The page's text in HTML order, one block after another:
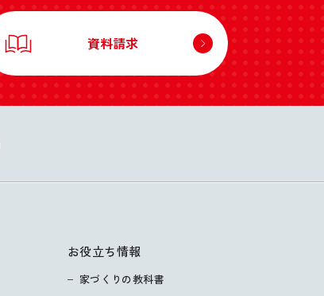
資料請求
お役立ち情報
家づくりの教科書